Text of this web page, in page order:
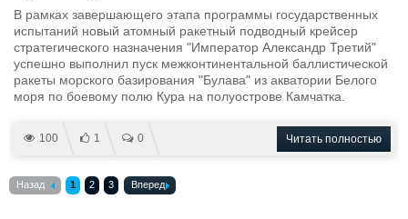
В рамках завершающего этапа программы государственных
испытаний новый атомный ракетный подводный крейсер
стратегического назначения "Император Александр Третий"
успешно выполнил пуск межконтинентальной баллистической
ракеты морского базирования "Булава" из акватории Белого
моря по боевому полю Кура на полуострове Камчатка.
100 1 0 Читать полностью
Назад 1 2 3 Вперед